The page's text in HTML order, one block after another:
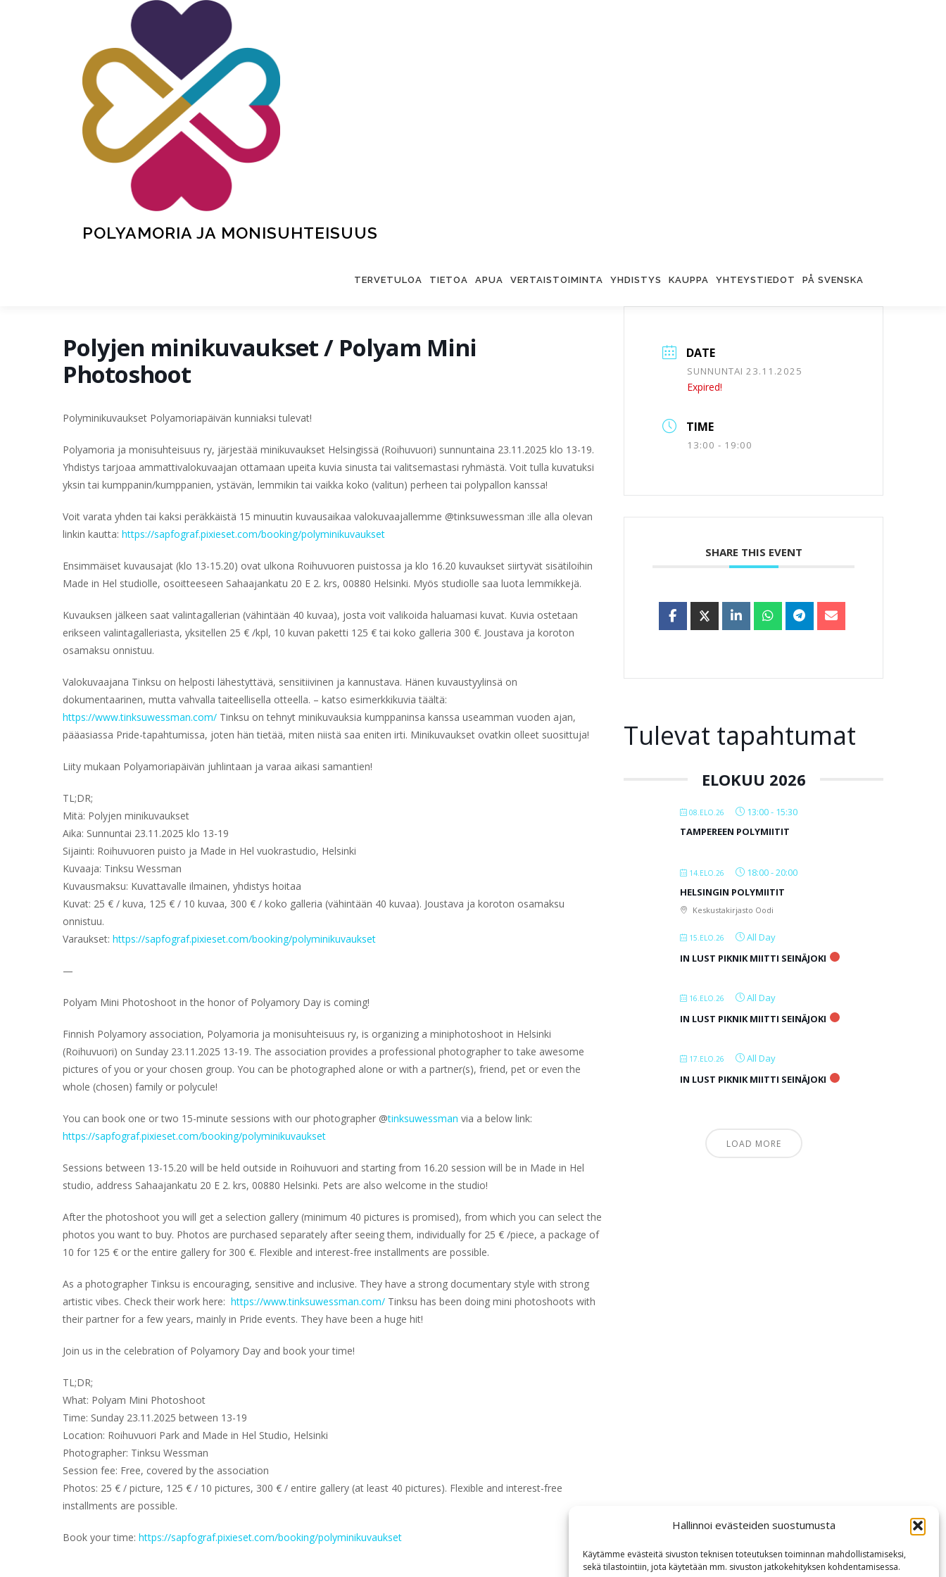
Hallinnoi evästeiden suostumusta
Käytämme evästeitä sivuston teknisen toteutuksen toiminnan mahdollistamiseksi,
sekä tilastointiin, jota käytetään mm. sivuston jatkokehityksen kohdentamisessa.
POLYAMORIA JA MONISUHTEISUUS
TERVETULOA TIETOA APUA VERTAISTOIMINTA YHDISTYS KAUPPA YHTEYSTIEDOT PÅ SVENSKA
Polyjen minikuvaukset / Polyam Mini
Photoshoot
Polyminikuvaukset Polyamoriapäivän kunniaksi tulevat!
Polyamoria ja monisuhteisuus ry, järjestää minikuvaukset Helsingissä (Roihuvuori) sunnuntaina 23.11.2025 klo 13-19.
Yhdistys tarjoaa ammattivalokuvaajan ottamaan upeita kuvia sinusta tai valitsemastasi ryhmästä. Voit tulla kuvatuksi
yksin tai kumppanin/kumppanien, ystävän, lemmikin tai vaikka koko (valitun) perheen tai polypallon kanssa!
Voit varata yhden tai kaksi peräkkäistä 15 minuutin kuvausaikaa valokuvaajallemme @tinksuwessman :ille alla olevan
linkin kautta: https://sapfograf.pixieset.com/booking/polyminikuvaukset
Ensimmäiset kuvausajat (klo 13-15.20) ovat ulkona Roihuvuoren puistossa ja klo 16.20 kuvaukset siirtyvät sisätiloihin
Made in Hel studiolle, osoitteeseen Sahaajankatu 20 E 2. krs, 00880 Helsinki. Myös studiolle saa luota lemmikkejä.
Kuvauksen jälkeen saat valintagallerian (vähintään 40 kuvaa), josta voit valikoida haluamasi kuvat. Kuvia ostetaan
erikseen valintagalleriasta, yksitellen 25 € /kpl, 10 kuvan paketti 125 € tai koko galleria 300 €. Joustava ja koroton
osamaksu onnistuu.
Valokuvaajana Tinksu on helposti lähestyttävä, sensitiivinen ja kannustava. Hänen kuvaustyylinsä on
dokumentaarinen, mutta vahvalla taiteellisella otteella. – katso esimerkkikuvia täältä:
https://www.tinksuwessman.com/ Tinksu on tehnyt minikuvauksia kumppaninsa kanssa useamman vuoden ajan,
pääasiassa Pride-tapahtumissa, joten hän tietää, miten niistä saa eniten irti. Minikuvaukset ovatkin olleet suosittuja!
Liity mukaan Polyamoriapäivän juhlintaan ja varaa aikasi samantien!
TL;DR;
Mitä: Polyjen minikuvaukset
Aika: Sunnuntai 23.11.2025 klo 13-19
Sijainti: Roihuvuoren puisto ja Made in Hel vuokrastudio, Helsinki
Kuvaaja: Tinksu Wessman
Kuvausmaksu: Kuvattavalle ilmainen, yhdistys hoitaa
Kuvat: 25 € / kuva, 125 € / 10 kuvaa, 300 € / koko galleria (vähintään 40 kuvaa). Joustava ja koroton osamaksu
onnistuu.
Varaukset: https://sapfograf.pixieset.com/booking/polyminikuvaukset
—
Polyam Mini Photoshoot in the honor of Polyamory Day is coming!
Finnish Polyamory association, Polyamoria ja monisuhteisuus ry, is organizing a miniphotoshoot in Helsinki
(Roihuvuori) on Sunday 23.11.2025 13-19. The association provides a professional photographer to take awesome
pictures of you or your chosen group. You can be photographed alone or with a partner(s), friend, pet or even the
whole (chosen) family or polycule!
You can book one or two 15-minute sessions with our photographer @tinksuwessman via a below link:
https://sapfograf.pixieset.com/booking/polyminikuvaukset
Sessions between 13-15.20 will be held outside in Roihuvuori and starting from 16.20 session will be in Made in Hel
studio, address Sahaajankatu 20 E 2. krs, 00880 Helsinki. Pets are also welcome in the studio!
After the photoshoot you will get a selection gallery (minimum 40 pictures is promised), from which you can select the
photos you want to buy. Photos are purchased separately after seeing them, individually for 25 € /piece, a package of
10 for 125 € or the entire gallery for 300 €. Flexible and interest-free installments are possible.
As a photographer Tinksu is encouraging, sensitive and inclusive. They have a strong documentary style with strong
artistic vibes. Check their work here: https://www.tinksuwessman.com/ Tinksu has been doing mini photoshoots with
their partner for a few years, mainly in Pride events. They have been a huge hit!
Join us in the celebration of Polyamory Day and book your time!
TL;DR;
What: Polyam Mini Photoshoot
Time: Sunday 23.11.2025 between 13-19
Location: Roihuvuori Park and Made in Hel Studio, Helsinki
Photographer: Tinksu Wessman
Session fee: Free, covered by the association
Photos: 25 € / picture, 125 € / 10 pictures, 300 € / entire gallery (at least 40 pictures). Flexible and interest-free
installments are possible.
Book your time: https://sapfograf.pixieset.com/booking/polyminikuvaukset
DATE
SUNNUNTAI 23.11.2025
Expired!
TIME
13:00 - 19:00
SHARE THIS EVENT
Tulevat tapahtumat
ELOKUU 2026
08.ELO.26 13:00- 15:30
TAMPEREEN POLYMIITIT
14.ELO.26 18:00-20:00
HELSINGIN POLYMIITIT
Keskustakirjasto Oodi
15.ELO.26
All Day
IN LUST PIKNIK MIITTI SEINÄJOKI
16.ELO.26
All Day
IN LUST PIKNIK MIITTI SEINÄJOKI
17.ELO.26
All Day
IN LUST PIKNIK MIITTI SEINÄJOKI
LOAD MORE